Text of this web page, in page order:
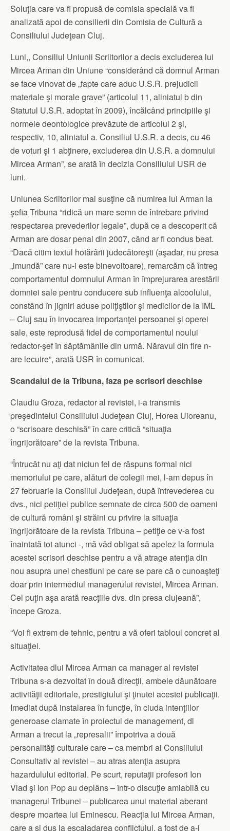
Soluţia care va fi propusă de comisia specială va fi
analizată apoi de consilierii din Comisia de Cultură a
Consiliului Judeţean Cluj.
Luni,, Consiliul Uniunii Scriitorilor a decis excluderea lui
Mircea Arman din Uniune “considerând că domnul Arman
se face vinovat de „fapte care aduc U.S.R. prejudicii
materiale şi morale grave” (articolul 11, aliniatul b din
Statutul U.S.R. adoptat în 2009), încălcând principiile şi
normele deontologice prevăzute de articolul 2 şi,
respectiv, 10, aliniatul a. Consiliul U.S.R. a decis, cu 46
de voturi şi 1 abţinere, excluderea din U.S.R. a domnului
Mircea Arman”, se arată în decizia Consiliului USR de
luni.
Uniunea Scriitorilor mai susţine că numirea lui Arman la
şefia Tribuna “ridică un mare semn de întrebare privind
respectarea prevederilor legale”, după ce a descoperit că
Arman are dosar penal din 2007, când ar fi condus beat.
“Dacă citim textul hotărârii judecătoreşti (aşadar, nu presa
„imundă” care nu-i este binevoitoare), remarcăm că întreg
comportamentul domnului Arman în împrejurarea arestării
domniei sale pentru conducere sub influenţa alcoolului,
constând în jigniri aduse poliţiştilor şi medicilor de la IML
– Cluj sau în invocarea importanţei persoanei şi operei
sale, este reprodusă fidel de comportamentul noului
redactor-şef în săptămânile din urmă. Năravul din fire n-
are lecuire”, arată USR în comunicat.
Scandalul de la Tribuna, faza pe scrisori deschise
Claudiu Groza, redactor al revistei, i-a transmis
preşedintelui Consiliului Judeţean Cluj, Horea Uioreanu,
o “scrisoare deschisă” în care critică “situaţia
îngrijorătoare” de la revista Tribuna.
“Întrucât nu aţi dat niciun fel de răspuns formal nici
memoriului pe care, alături de colegii mei, l-am depus în
27 februarie la Consiliul Judeţean, după întrevederea cu
dvs., nici petiţiei publice semnate de circa 500 de oameni
de cultură români şi străini cu privire la situaţia
îngrijorătoare de la revista Tribuna – petiţie ce v-a fost
înaintată tot atunci -, mă văd obligat să apelez la formula
acestei scrisori deschise pentru a vă atrage atenţia din
nou asupra unei chestiuni pe care se pare că o cunoaşteţi
doar prin intermediul managerului revistei, Mircea Arman.
Cel puţin aşa arată reacţiile dvs. din presa clujeană”,
începe Groza.
“Voi fi extrem de tehnic, pentru a vă oferi tabloul concret al
situaţiei.
Activitatea dlui Mircea Arman ca manager al revistei
Tribuna s-a dezvoltat în două direcţii, ambele dăunătoare
activităţii editoriale, prestigiului şi ţinutei acestei publicaţii.
Imediat după instalarea în funcţie, în ciuda intenţiilor
generoase clamate în proiectul de management, dl
Arman a trecut la „represalii” împotriva a două
personalităţi culturale care – ca membri ai Consiliului
Consultativ al revistei – au atras atenţia asupra
hazardulului editorial. Pe scurt, reputaţii profesori Ion
Vlad şi Ion Pop au deplâns – într-o discuţie amiabilă cu
managerul Tribunei – publicarea unui material aberant
despre moartea lui Eminescu. Reacţia lui Mircea Arman,
care a şi dus la escaladarea conflictului, a fost de a-i